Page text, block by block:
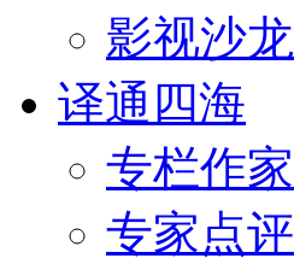
影视沙龙
译通四海
专栏作家
专家点评